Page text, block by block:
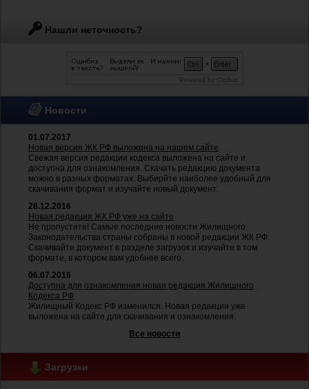
Нашли неточность?
Новости
01.07.2017
Новая версия ЖК РФ выложена на нашем сайте
Свежая версия редакции кодекса выложена на сайте и
доступна для ознакомления. Скачать редакцию документа
можно в разных форматах. Выбирйте наиболее удобный для
скачивания формат и изучайте новый документ.
28.12.2016
Новая редакция ЖК РФ уже на сайте
Не пропустите! Самые последние новости Жилищного
Законодательства страны собраны в новой редакции ЖК РФ.
Скачивайте документ в разделе загрузок и изучайте в том
формате, в котором вам удобнее всего.
06.07.2016
Доступна для ознакомления новая редакция Жилищного
Кодекса РФ
Жилищный Кодекс РФ изменился. Новая редакция уже
выложена на сайте для скачивания и ознакомления.
Все новости
Загрузки